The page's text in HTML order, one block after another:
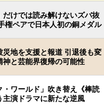
けでは読み解けないズバ抜
権ペアで日本人初の銅メダル
地を支援と報道 引退後も変
と芸能界復帰の可能性
ワールド」吹き替え《棒読
演ドラマに新たな逆風